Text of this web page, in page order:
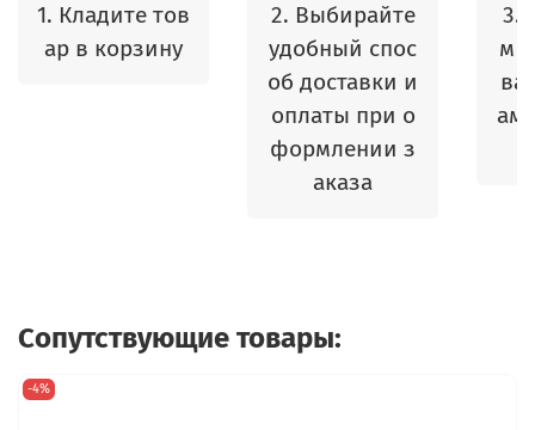
1. Кладите тов
ар в корзину
2. Выбирайте
удобный спос
об доставки и
оплаты при о
формлении з
аказа
3.
м
Сопутствующие товары:
-4%